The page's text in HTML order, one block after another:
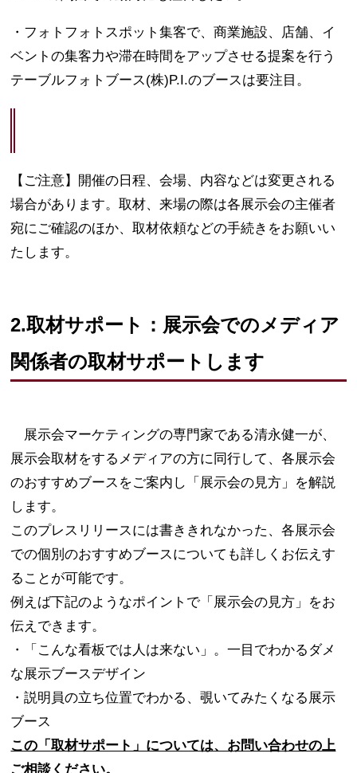
・フォトフォトスポット集客で、商業施設、店舗、イ
ベントの集客力や滞在時間をアップさせる提案を行う
テーブルフォトブース(株)P.I.のブースは要注目。
【ご注意】開催の日程、会場、内容などは変更される
場合があります。取材、来場の際は各展示会の主催者
宛にご確認のほか、取材依頼などの手続きをお願いい
たします。
2.取材サポート：展示会でのメディア
関係者の取材サポートします
展示会マーケティングの専門家である清永健一が、
展示会取材をするメディアの方に同行して、各展示会
のおすすめブースをご案内し「展示会の見方」を解説
します。
このプレスリリースには書ききれなかった、各展示会
での個別のおすすめブースについても詳しくお伝えす
ることが可能です。
例えば下記のようなポイントで「展示会の見方」をお
伝えできます。
・「こんな看板では人は来ない」。一目でわかるダメ
な展示ブースデザイン
・説明員の立ち位置でわかる、覗いてみたくなる展示
ブース
この「取材サポート」については、お問い合わせの上
ご相談ください。